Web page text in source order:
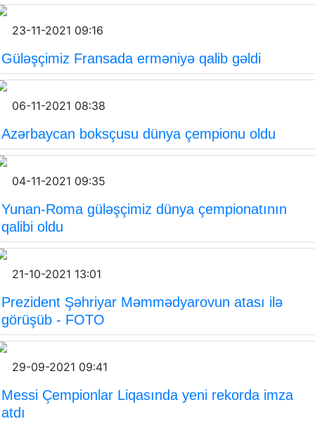
23-11-2021 09:16
Güləşçimiz Fransada erməniyə qalib gəldi
06-11-2021 08:38
Azərbaycan boksçusu dünya çempionu oldu
04-11-2021 09:35
Yunan-Roma güləşçimiz dünya çempionatının
qalibi oldu
21-10-2021 13:01
Prezident Şəhriyar Məmmədyarovun atası ilə
görüşüb - FOTO
29-09-2021 09:41
Messi Çempionlar Liqasında yeni rekorda imza
atdı